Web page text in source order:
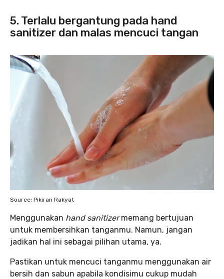
5. Terlalu bergantung pada hand
sanitizer dan malas mencuci tangan
Source: Pikiran Rakyat
Menggunakan hand sanitizermemang bertujuan
untuk membersihkan tanganmu. Namun, jangan
jadikan hal ini sebagai pilihan utama, ya.
Pastikan untuk mencuci tanganmu menggunakan air
bersih dan sabun apabila kondisimu cukup mudah